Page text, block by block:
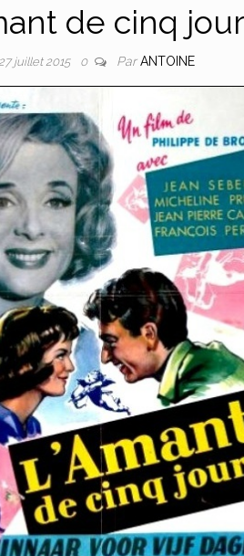
de cinq
juillet 2015 0 ParANTOINE